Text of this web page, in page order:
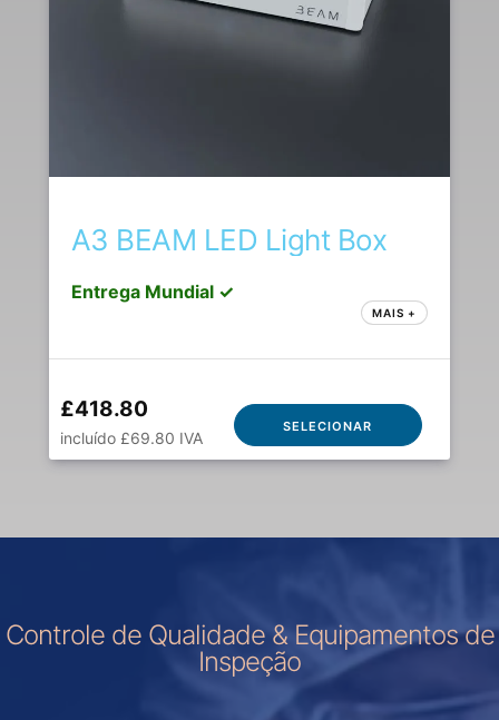
A3 BEAM LED Light Box
Entrega Mundial ✓
MAIS +
£418.80
incluído £69.80 IVA
SELECIONAR
Controle de Qualidade & Equipamentos de
Inspeção